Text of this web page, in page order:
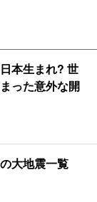
本生まれ? 世
った意外な開
大地震一覧